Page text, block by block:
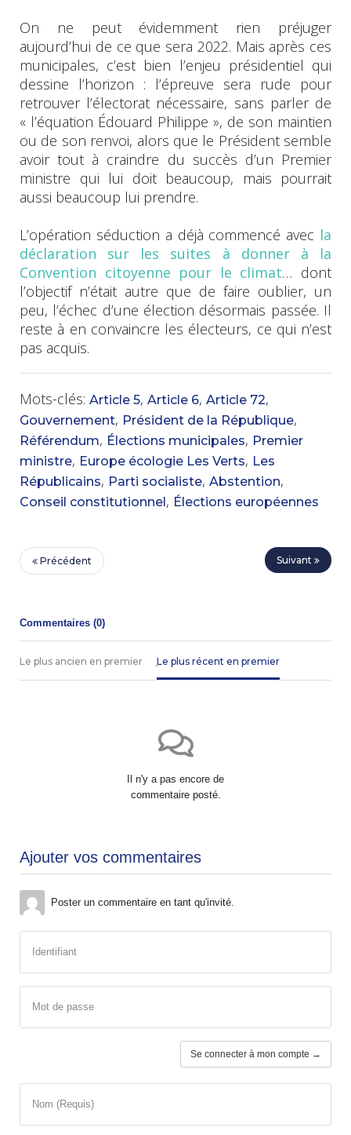
On ne peut évidemment rien préjuger
aujourd’hui de ce que sera 2022. Mais après ces
municipales, c’est bien l’enjeu présidentiel qui
dessine l’horizon : l’épreuve sera rude pour
retrouver l’électorat nécessaire, sans parler de
« l’équation Édouard Philippe », de son maintien
ou de son renvoi, alors que le Président semble
avoir tout à craindre du succès d’un Premier
ministre qui lui doit beaucoup, mais pourrait
aussi beaucoup lui prendre.
L’opération séduction a déjà commencé avec la
déclaration sur les suites à donner à la
Convention citoyenne pour le climat… dont
l’objectif n’était autre que de faire oublier, un
peu, l’échec d’une élection désormais passée. Il
reste à en convaincre les électeurs, ce qui n’est
pas acquis.
Mots-clés: Article 5, Article 6, Article 72,
Gouvernement, Président de la République,
Référendum, Élections municipales, Premier
ministre, Europe écologie Les Verts, Les
Républicains, Parti socialiste, Abstention,
Conseil constitutionnel, Élections européennes
Précédent Suivant
Commentaires (0)
Le plus ancien en premier Le plus récent en premier
Il n'y a pas encore de
commentaire posté.
Ajouter vos commentaires
Poster un commentaire en tant qu'invité.
Identifiant
Mot de passe
Se connecter à mon compte →
Nom (Requis)